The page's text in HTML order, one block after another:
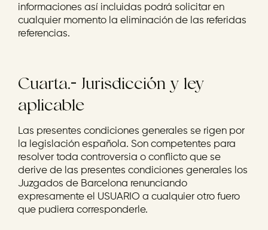
informaciones así incluidas podrá solicitar en
cualquier momento la eliminación de las referidas
referencias.
Cuarta.- Jurisdicción y ley
aplicable
Las presentes condiciones generales se rigen por
la legislación española. Son competentes para
resolver toda controversia o conflicto que se
derive de las presentes condiciones generales los
Juzgados de Barcelona renunciando
expresamente el USUARIO a cualquier otro fuero
que pudiera corresponderle.